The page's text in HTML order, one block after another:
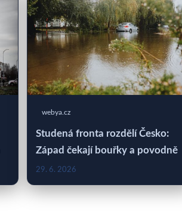
webya.cz
Studená fronta rozdělí Česko:
Západ čekají bouřky a povodně
29. 6. 2026